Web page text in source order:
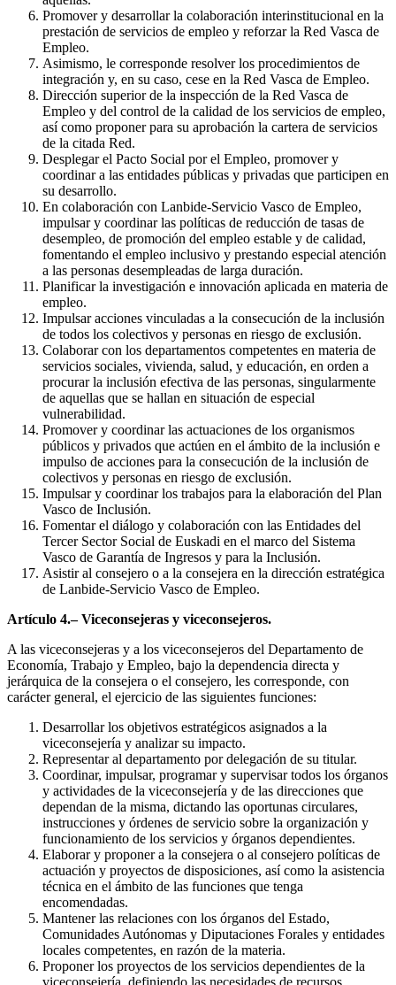
Promover y desarrollar la colaboración interinstitucional en la
prestación de servicios de empleo y reforzar la Red Vasca de
Empleo.
Asimismo, le corresponde resolver los procedimientos de
integración y, en su caso, cese en la Red Vasca de Empleo.
Dirección superior de la inspección de la Red Vasca de
Empleo y del control de la calidad de los servicios de empleo,
así como proponer para su aprobación la cartera de servicios
de la citada Red.
Desplegar el Pacto Social por el Empleo, promover y
coordinar a las entidades públicas y privadas que participen en
su desarrollo.
En colaboración con Lanbide-Servicio Vasco de Empleo,
impulsar y coordinar las políticas de reducción de tasas de
desempleo, de promoción del empleo estable y de calidad,
fomentando el empleo inclusivo y prestando especial atención
a las personas desempleadas de larga duración.
Planificar la investigación e innovación aplicada en materia de
empleo.
Impulsar acciones vinculadas a la consecución de la inclusión
de todos los colectivos y personas en riesgo de exclusión.
Colaborar con los departamentos competentes en materia de
servicios sociales, vivienda, salud, y educación, en orden a
procurar la inclusión efectiva de las personas, singularmente
de aquellas que se hallan en situación de especial
vulnerabilidad.
Promover y coordinar las actuaciones de los organismos
públicos y privados que actúen en el ámbito de la inclusión e
impulso de acciones para la consecución de la inclusión de
colectivos y personas en riesgo de exclusión.
Impulsar y coordinar los trabajos para la elaboración del Plan
Vasco de Inclusión.
Fomentar el diálogo y colaboración con las Entidades del
Tercer Sector Social de Euskadi en el marco del Sistema
Vasco de Garantía de Ingresos y para la Inclusión.
Asistir al consejero o a la consejera en la dirección estratégica
de Lanbide-Servicio Vasco de Empleo.
Artículo 4.– Viceconsejeras y viceconsejeros.
A las viceconsejeras y a los viceconsejeros del Departamento de
Economía, Trabajo y Empleo, bajo la dependencia directa y
jerárquica de la consejera o el consejero, les corresponde, con
carácter general, el ejercicio de las siguientes funciones:
Desarrollar los objetivos estratégicos asignados a la
viceconsejería y analizar su impacto.
Representar al departamento por delegación de su titular.
Coordinar, impulsar, programar y supervisar todos los órganos
y actividades de la viceconsejería y de las direcciones que
dependan de la misma, dictando las oportunas circulares,
instrucciones y órdenes de servicio sobre la organización y
funcionamiento de los servicios y órganos dependientes.
Elaborar y proponer a la consejera o al consejero políticas de
actuación y proyectos de disposiciones, así como la asistencia
técnica en el ámbito de las funciones que tenga
encomendadas.
Mantener las relaciones con los órganos del Estado,
Comunidades Autónomas y Diputaciones Forales y entidades
locales competentes, en razón de la materia.
Proponer los proyectos de los servicios dependientes de la